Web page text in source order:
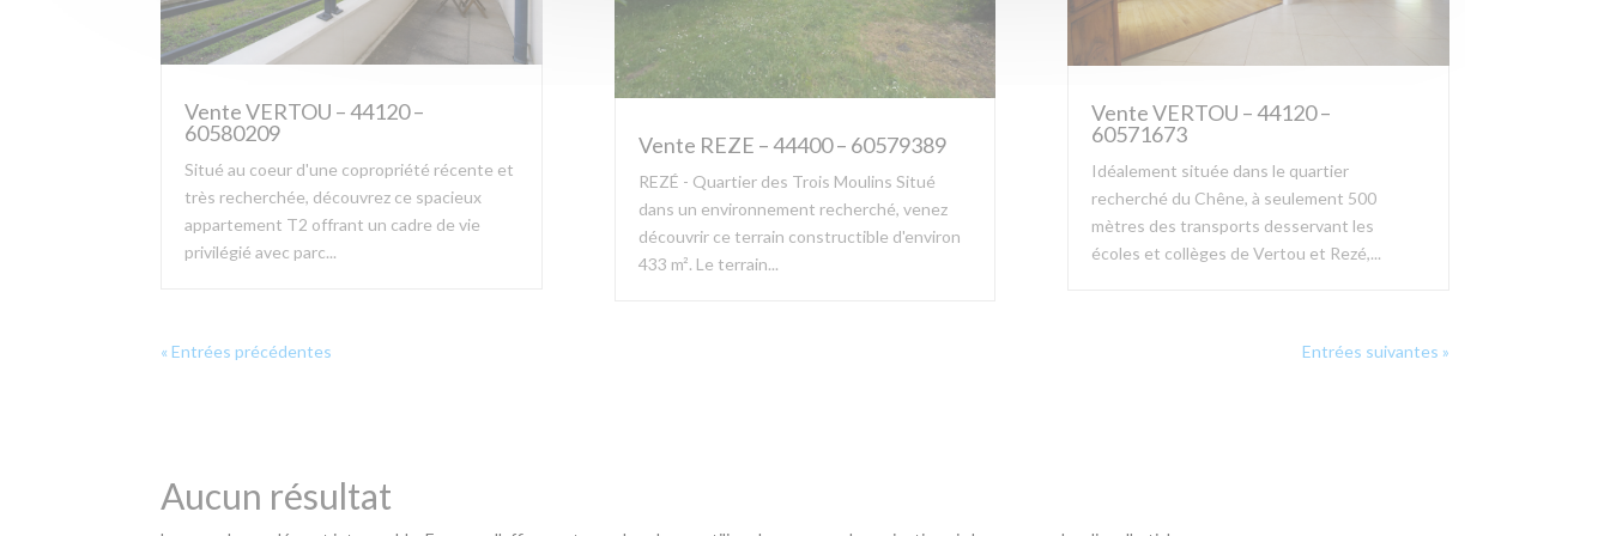
Vente VERTOU – 44120 –
60580209
Situé au coeur d'une copropriété récente et
très recherchée, découvrez ce spacieux
appartement T2 offrant un cadre de vie
privilégié avec parc...
Vente REZE – 44400 – 60579389
REZÉ - Quartier des Trois Moulins Situé
dans un environnement recherché, venez
découvrir ce terrain constructible d'environ
433 m². Le terrain...
Vente VERTOU – 44120 –
60571673
Idéalement située dans le quartier
recherché du Chêne, à seulement 500
mètres des transports desservant les
écoles et collèges de Vertou et Rezé,...
« Entrées précédentes Entrées suivantes »
Aucun résultat